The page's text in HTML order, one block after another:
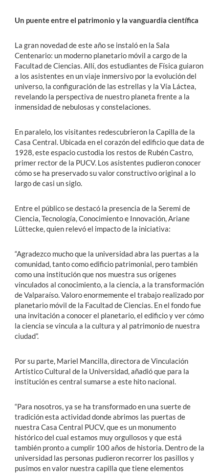
Un puente entre el patrimonio y la vanguardia científica
La gran novedad de este año se instaló en la Sala
Centenario: un moderno planetario móvil a cargo de la
Facultad de Ciencias. Allí, dos estudiantes de Física guiaron
a los asistentes en un viaje inmersivo por la evolución del
universo, la configuración de las estrellas y la Vía Láctea,
revelando la perspectiva de nuestro planeta frente a la
inmensidad de nebulosas y constelaciones.
En paralelo, los visitantes redescubrieron la Capilla de la
Casa Central. Ubicada en el corazón del edificio que data de
1928, este espacio custodia los restos de Rubén Castro,
primer rector de la PUCV. Los asistentes pudieron conocer
cómo se ha preservado su valor constructivo original a lo
largo de casi un siglo.
Entre el público se destacó la presencia de la Seremi de
Ciencia, Tecnología, Conocimiento e Innovación, Ariane
Lüttecke, quien relevó el impacto de la iniciativa:
“Agradezco mucho que la universidad abra las puertas a la
comunidad, tanto como edificio patrimonial, pero también
como una institución que nos muestra sus orígenes
vinculados al conocimiento, a la ciencia, a la transformación
de Valparaíso. Valoro enormemente el trabajo realizado por
planetario móvil de la Facultad de Ciencias. En el fondo fue
una invitación a conocer el planetario, el edificio y ver cómo
la ciencia se vincula a la cultura y al patrimonio de nuestra
ciudad”.
Por su parte, Mariel Mancilla, directora de Vinculación
Artístico Cultural de la Universidad, añadió que para la
institución es central sumarse a este hito nacional.
“Para nosotros, ya se ha transformado en una suerte de
tradición esta actividad donde abrimos las puertas de
nuestra Casa Central PUCV, que es un monumento
histórico del cual estamos muy orgullosos y que está
también pronto a cumplir 100 años de historia. Dentro de la
universidad las personas pudieron recorrer los pasillos y
pusimos en valor nuestra capilla que tiene elementos